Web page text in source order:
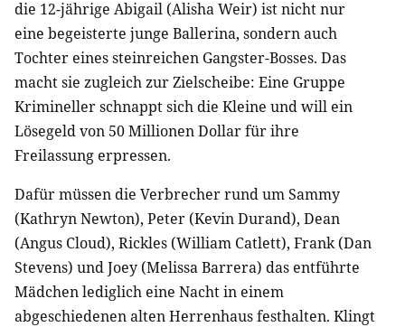
die 12-jährige Abigail (Alisha Weir) ist nicht nur
eine begeisterte junge Ballerina, sondern auch
Tochter eines steinreichen Gangster-Bosses. Das
macht sie zugleich zur Zielscheibe: Eine Gruppe
Krimineller schnappt sich die Kleine und will ein
Lösegeld von 50 Millionen Dollar für ihre
Freilassung erpressen.
Dafür müssen die Verbrecher rund um Sammy
(Kathryn Newton), Peter (Kevin Durand), Dean
(Angus Cloud), Rickles (William Catlett), Frank (Dan
Stevens) und Joey (Melissa Barrera) das entführte
Mädchen lediglich eine Nacht in einem
abgeschiedenen alten Herrenhaus festhalten. Klingt